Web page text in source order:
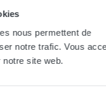
nous permettent de
notre trafic. Vous
site web.
le sommeil est
Une bonne
habitudes et un bon
vous accompagnent